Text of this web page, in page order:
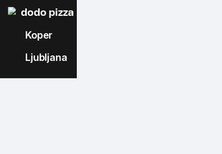
dodo pizza
Koper
Ljubljana